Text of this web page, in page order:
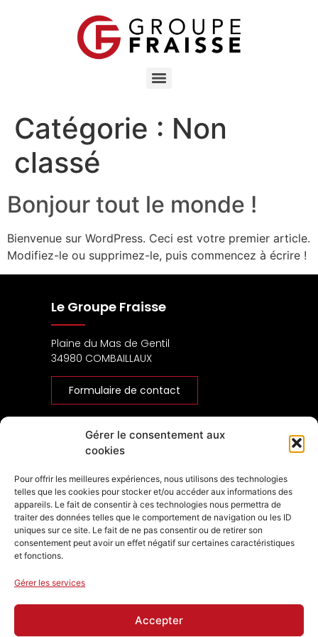
Gérer le consentement aux
cookies
Pour offrir les meilleures expériences, nous utilisons des technologies
telles que les cookies pour stocker et/ou accéder aux informations des
appareils. Le fait de consentir à ces technologies nous permettra de
traiter des données telles que le comportement de navigation ou les ID
uniques sur ce site. Le fait de ne pas consentir ou de retirer son
consentement peut avoir un effet négatif sur certaines caractéristiques
et fonctions.
Gérer les services
Accepter
Catégorie : Non
classé
Bonjour tout le monde !
Bienvenue sur WordPress. Ceci est votre premier article.
Modifiez-le ou supprimez-le, puis commencez à écrire !
Le Groupe Fraisse
Plaine du Mas de Gentil
34980 COMBAILLAUX
Formulaire de contact
Jardin Service TP
FT Environnement
FA Environnement
Pépinière du Mas de Gentil
Menu